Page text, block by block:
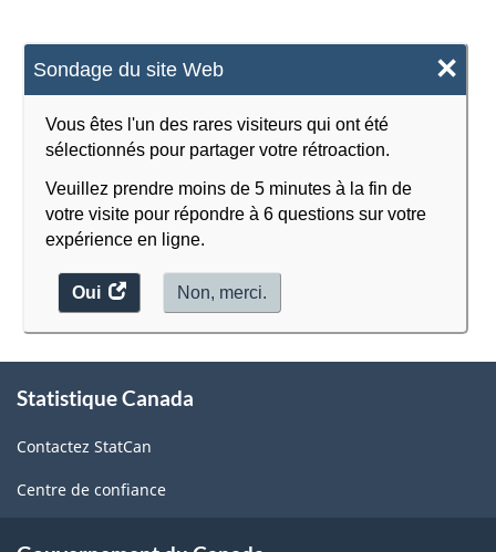
Sondage du site Web ×
Vous êtes l'un des rares visiteurs qui ont été
sélectionnés pour partager votre rétroaction.
Veuillez prendre moins de 5 minutes à la fin de
votre visite pour répondre à 6 questions sur votre
expérience en ligne.
Oui
accéder
au
Non, merci.
de
santé
virtuels
et
confiance
-
propos
ce
site
Statistique Canada
Contactez StatCan
Centre de confiance